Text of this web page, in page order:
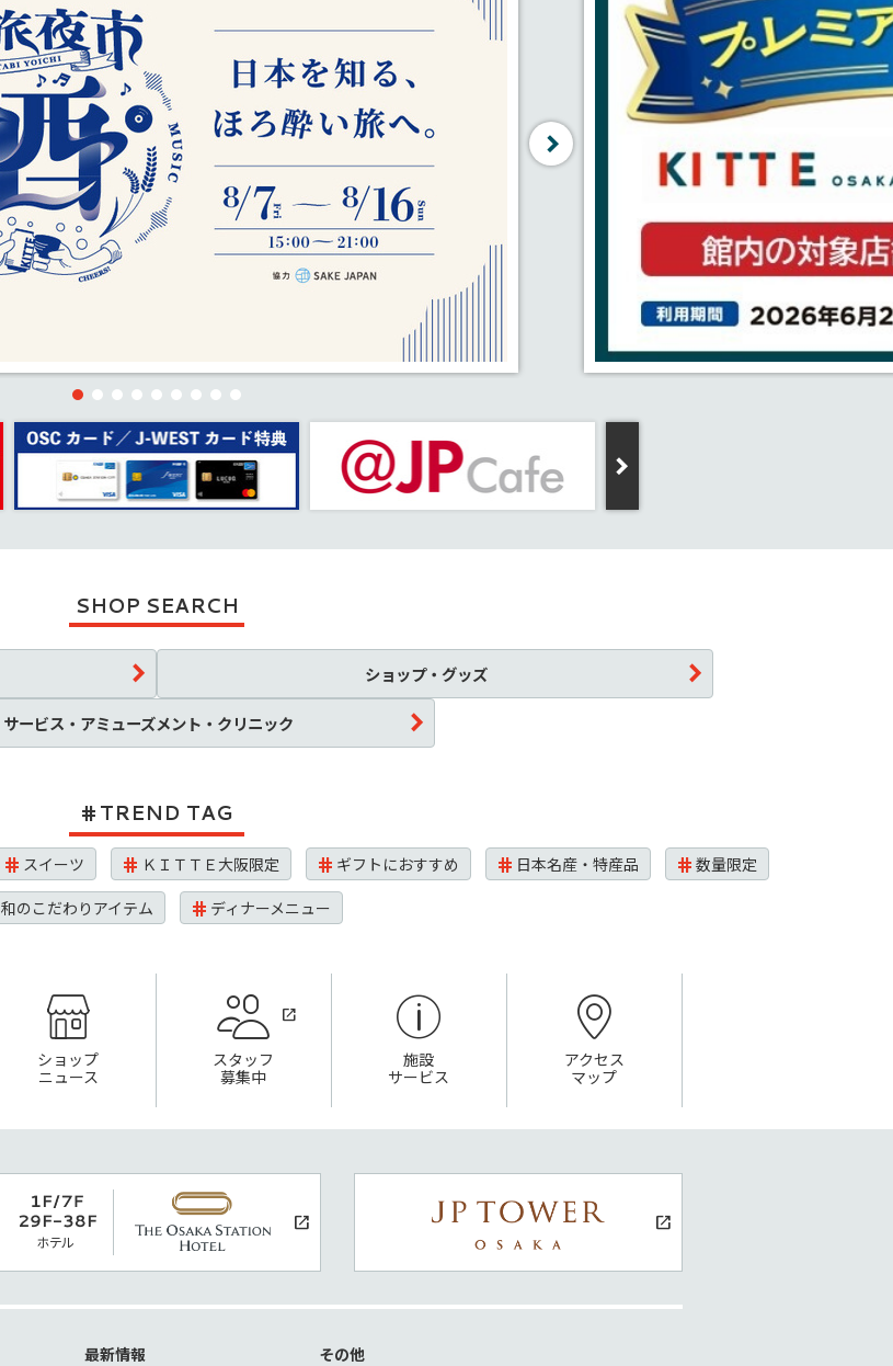
SHOP SEARCH
ショップ・グッズ
サービス・アミューズメント・クリニック
TREND TAG
スイーツ ＫＩＴＴＥ大阪限定 ギフトにおすすめ 日本名産・特産品
数量限定
和のこだわりアイテム
ディナーメニュー
ショップ
ニュース
スタッフ
募集中
施設
サービス
アクセス
マップ
最新情報 その他